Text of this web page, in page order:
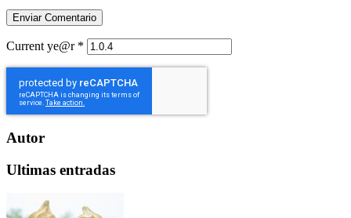
Current ye@r *
Autor
Ultimas entradas